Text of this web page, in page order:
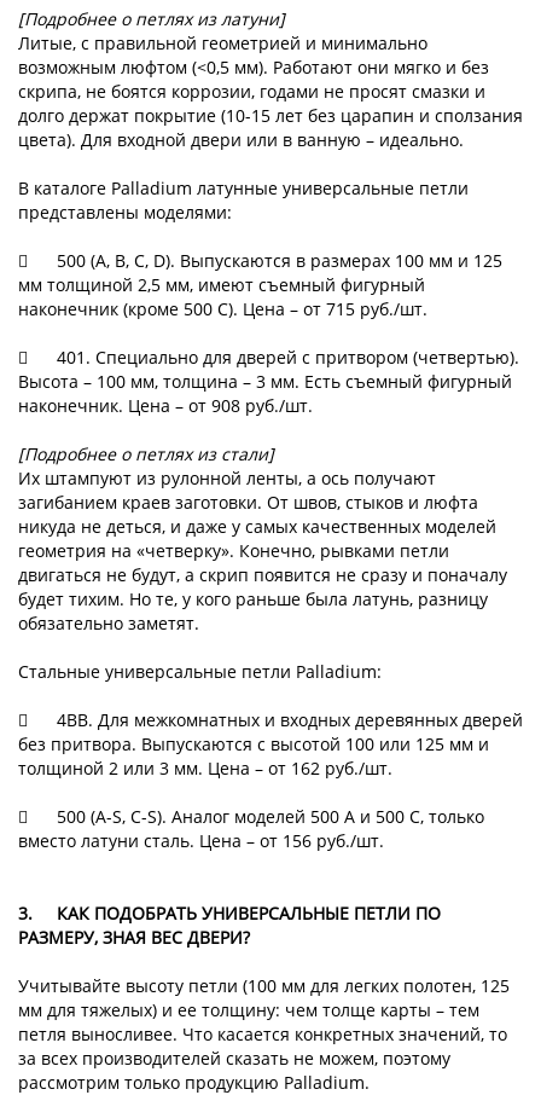
[Подробнее о петлях из латуни]
Литые, с правильной геометрией и минимально
возможным люфтом (<0,5 мм). Работают они мягко и без
скрипа, не боятся коррозии, годами не просят смазки и
долго держат покрытие (10-15 лет без царапин и сползания
цвета). Для входной двери или в ванную – идеально.
В каталоге Palladium латунные универсальные петли
представлены моделями:

500 (A, B, C, D). Выпускаются в размерах 100 мм и 125
мм толщиной 2,5 мм, имеют съемный фигурный
наконечник (кроме 500 C). Цена – от 715 руб./шт.

401. Специально для дверей с притвором (четвертью).
Высота – 100 мм, толщина – 3 мм. Есть съемный фигурный
наконечник. Цена – от 908 руб./шт.
[Подробнее о петлях из стали]
Их штампуют из рулонной ленты, а ось получают
загибанием краев заготовки. От швов, стыков и люфта
никуда не деться, и даже у самых качественных моделей
геометрия на «четверку». Конечно, рывками петли
двигаться не будут, а скрип появится не сразу и поначалу
будет тихим. Но те, у кого раньше была латунь, разницу
обязательно заметят.
Стальные универсальные петли Palladium:

4BB. Для межкомнатных и входных деревянных дверей
без притвора. Выпускаются с высотой 100 или 125 мм и
толщиной 2 или 3 мм. Цена – от 162 руб./шт.

500 (A-S, C-S). Аналог моделей 500 A и 500 C, только
вместо латуни сталь. Цена – от 156 руб./шт.
3.
КАК ПОДОБРАТЬ УНИВЕРСАЛЬНЫЕ ПЕТЛИ ПО
РАЗМЕРУ, ЗНАЯ ВЕС ДВЕРИ?
Учитывайте высоту петли (100 мм для легких полотен, 125
мм для тяжелых) и ее толщину: чем толще карты – тем
петля выносливее. Что касается конкретных значений, то
за всех производителей сказать не можем, поэтому
рассмотрим только продукцию Palladium.